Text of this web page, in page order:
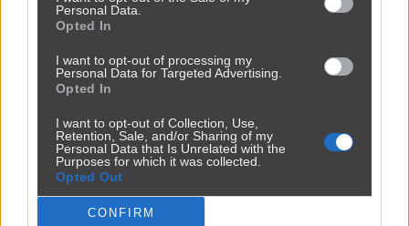
Personal Data.
Opted In
I want to opt-out of processing my
Personal Data for Targeted Advertising.
Opted In
I want to opt-out of Collection, Use,
Retention, Sale, and/or Sharing of my
Personal Data that Is Unrelated with the
Purposes for which it was collected.
Opted Out
CONFIRM